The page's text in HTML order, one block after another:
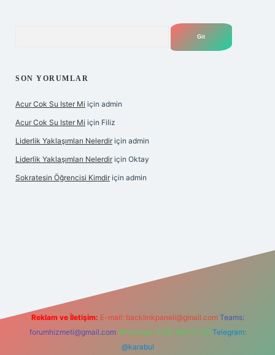
SON YORUMLAR
Acur Cok Su Ister Mi için admin
Acur Cok Su Ister Mi için Filiz
Liderlik Yaklaşımları Nelerdir için admin
Liderlik Yaklaşımları Nelerdir için Oktay
Sokratesin Öğrencisi Kimdir için admin
Reklam ve İletişim: E-mail: backlinkpaneli@gmail.com Teams:
forumhizmeti@gmail.com Whatsapp: 0262 606 0 726 Telegram:
@karabul